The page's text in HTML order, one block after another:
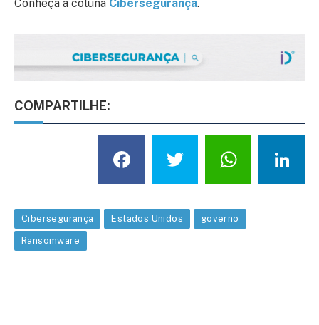
Conheça a coluna Cibersegurança.
COMPARTILHE:
Facebook
Twitter
Cibersegurança Estados Unidos governo
Ransomware